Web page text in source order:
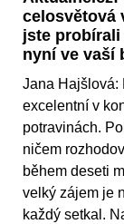
celosvětová
jste
nyní ve vaší
Jana Hajšlová:
excelentní v
potravinách.
ničem
během deseti
velký zájem je
každý setkal.